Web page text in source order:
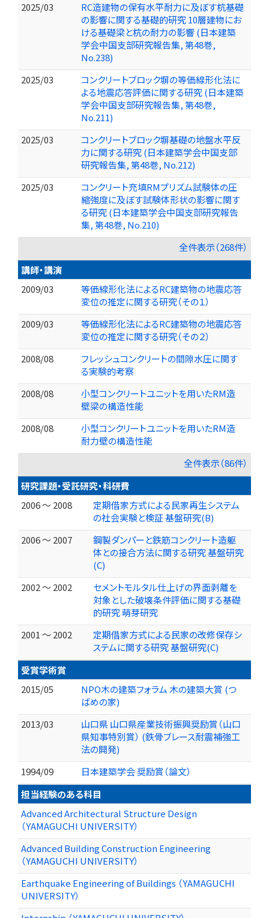
2025/03
RC造建物の保有水平耐力に及ぼす杭基礎
の影響に関する基礎的研究 10層建物にお
ける基礎梁と杭の耐力の影響 (日本建築
学会中国支部研究報告集, 第48巻,
No.238)
2025/03
コンクリートブロック塀の等価線形化法に
よる地震応答評価に関する研究 (日本建築
学会中国支部研究報告集, 第48巻,
No.211)
2025/03
コンクリートブロック塀基礎の地盤水平反
力に関する研究 (日本建築学会中国支部
研究報告集, 第48巻, No.212)
2025/03
コンクリート充填RMプリズム試験体の圧
縮強度に及ぼす試験体形状の影響に関す
る研究 (日本建築学会中国支部研究報告
集, 第48巻, No.210)
全件表示（268件）
講師・講演
2009/03
等価線形化法によるRC建築物の地震応答
変位の推定に関する研究（その１）
2009/03
等価線形化法によるRC建築物の地震応答
変位の推定に関する研究（その２）
2008/08
フレッシュコンクリートの間隙水圧に関す
る実験的考察
2008/08
小型コンクリートユニットを用いたRM造
壁梁の構造性能
2008/08
小型コンクリートユニットを用いたRM造
耐力壁の構造性能
全件表示（86件）
研究課題・受託研究・科研費
2006 ～ 2008
定期借家方式による民家再生システム
の社会実験と検証 基盤研究(B)
2006 ～ 2007
鋼製ダンパーと鉄筋コンクリート造躯
体との接合方法に関する研究 基盤研究
(C)
2002 ～ 2002
セメントモルタル仕上げの界面剥離を
対象とした破壊条件評価に関する基礎
的研究 萌芽研究
2001 ～ 2002
定期借家方式による民家の改修保存シ
ステムに関する研究 基盤研究(C)
受賞学術賞
2015/05
NPO木の建築フォラム 木の建築大賞 (つ
ばめの家)
2013/03
山口県 山口県産業技術振興奨励賞（山口
県知事特別賞） (鉄骨ブレース耐震補強工
法の開発)
1994/09
日本建築学会 奨励賞（論文）
担当経験のある科目
Advanced Architectural Structure Design
（YAMAGUCHI UNIVERSITY）
Advanced Building Construction Engineering
（YAMAGUCHI UNIVERSITY）
Earthquake Engineering of Buildings （YAMAGUCHI
UNIVERSITY）